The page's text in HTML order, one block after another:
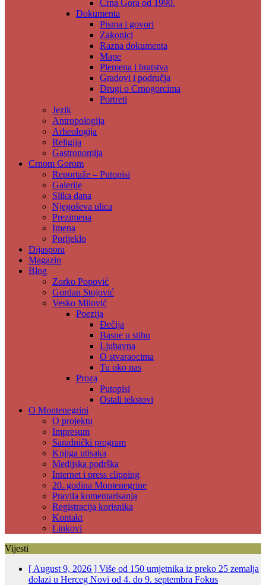
Crna Gora od 1990.
Dokumenta
Pisma i govori
Zakonici
Razna dokumenta
Mape
Plemena i bratstva
Gradovi i područja
Drugi o Crnogorcima
Portreti
Jezik
Antropologija
Arheologija
Religija
Gastronomija
Crnom Gorom
Reportaže – Putopisi
Galerije
Slika dana
Njegoševa ulica
Prezimena
Imena
Porijeklo
Dijaspora
Magazin
Blog
Zorko Popović
Gordan Stojović
Vesko Milović
Poezija
Đečija
Basne u stihu
Ljubavna
O stvaraocima
Tu oko nas
Proza
Putopisi
Ostali tekstovi
O Montenegrini
O projektu
Impresum
Saradnički program
Knjiga utisaka
Medijska podrška
Internet i press clipping
20. godina Montenegrine
Pravila komentarisanja
Registracija korisnika
Kontakt
Linkovi
Vijesti
[ August 9, 2026 ] Više od 150 umjetnika iz preko 25 zemalja
dolazi u Herceg Novi od 4. do 9. septembra Fokus